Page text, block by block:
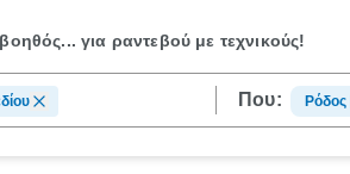
για ραντεβού με τεχνικούς!
Που: